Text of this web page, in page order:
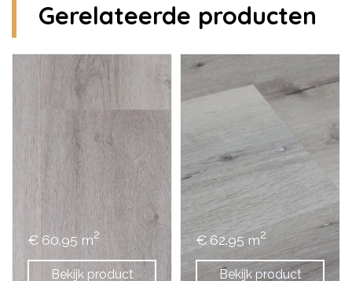
Gerelateerde producten
Bekijk product
€ 60.95 m2
Bekijk product
€ 62.95 m2